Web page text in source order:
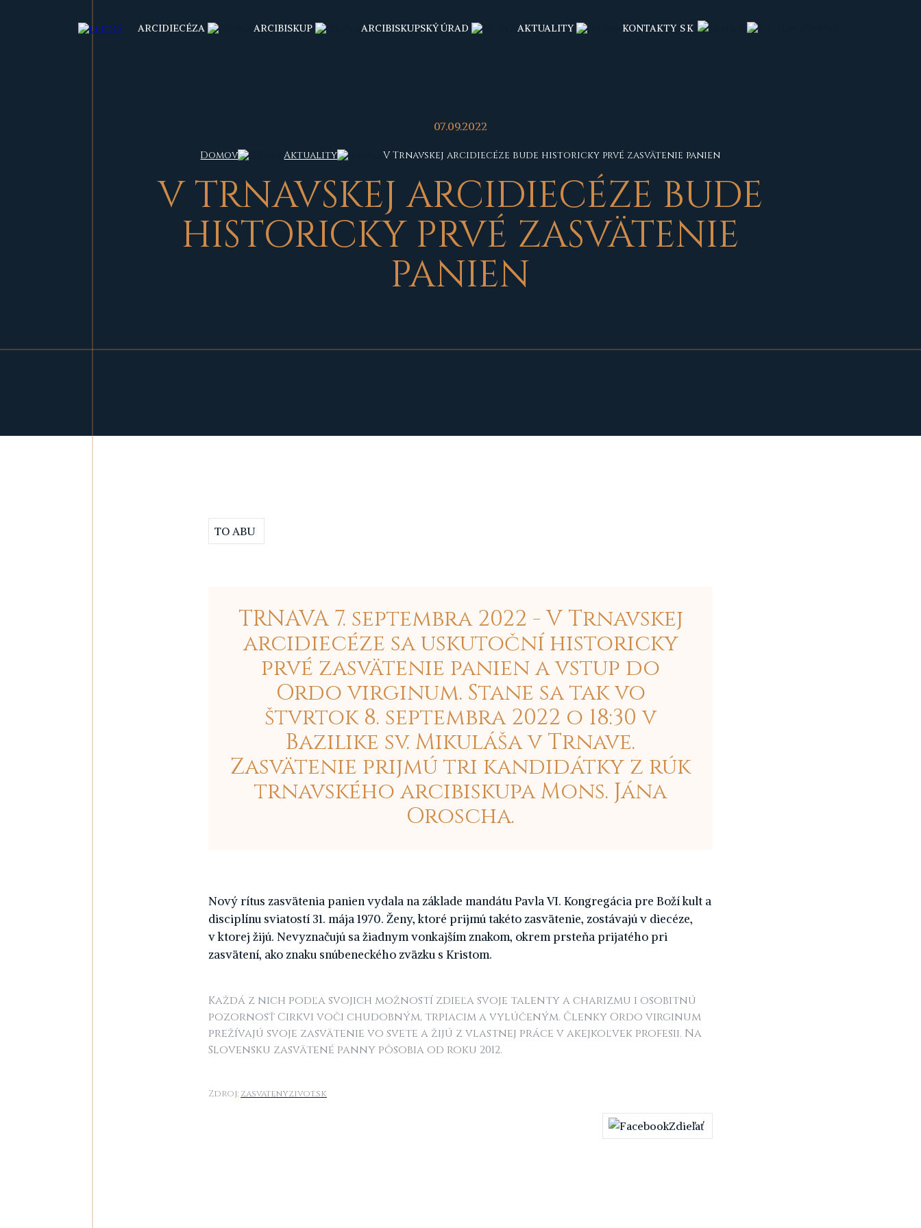
ARCIDIECÉZA ARCIBISKUP ARCIBISKUPSKÝ ÚRAD AKTUALITY KONTAKTY SK
07.09.2022
Domov Aktuality V Trnavskej arcidiecéze bude historicky prvé zasvätenie panien
V TRNAVSKEJ ARCIDIECÉZE BUDE
HISTORICKY PRVÉ ZASVÄTENIE
PANIEN
TO ABU
TRNAVA 7. septembra 2022 - V Trnavskej
arcidiecéze sa uskutoční historicky
prvé zasvätenie panien a vstup do
Ordo virginum. Stane sa tak vo
štvrtok 8. septembra 2022 o 18:30 v
Bazilike sv. Mikuláša v Trnave.
Zasvätenie prijmú tri kandidátky z rúk
trnavského arcibiskupa Mons. Jána
Oroscha.
Nový rítus zasvätenia panien vydala na základe mandátu Pavla VI. Kongregácia pre Boží kult a
disciplínu sviatostí 31. mája 1970. Ženy, ktoré prijmú takéto zasvätenie, zostávajú v diecéze,
v ktorej žijú. Nevyznačujú sa žiadnym vonkajším znakom, okrem prsteňa prijatého pri
zasvätení, ako znaku snúbeneckého zväzku s Kristom.
Každá z nich podľa svojich možností zdieľa svoje talenty a charizmu i osobitnú
pozornosť Cirkvi voči chudobným, trpiacim a vylúčeným. Členky Ordo virginum
prežívajú svoje zasvätenie vo svete a žijú z vlastnej práce v akejkoľvek profesii. Na
Slovensku zasvätené panny pôsobia od roku 2012.
Zdroj: zasvatenyzivot.sk
Zdieľať